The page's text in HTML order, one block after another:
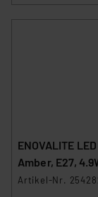
ENOVALITE
Amber, E27,
Artikel-Nr.